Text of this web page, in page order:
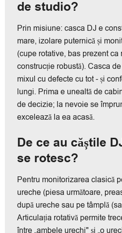
de studio?
Prin misiune: casca DJ e
mare, izolare puternică și
(cupe rotative, bas prezent
construcție robustă). Casca
mixul cu defecte cu tot - și
lungi. Prima e unealtă de
de decizie; la nevoie se
excelează la ea acasă.
De ce au căștile
se rotesc?
Pentru monitorizarea clasică
ureche (piesa următoare,
după ureche sau pe tâmplă
Articulația rotativă permite
între „ambele urechi" și „o